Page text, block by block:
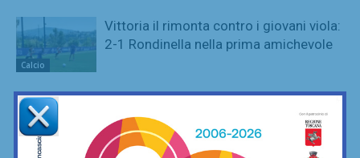
Calcio
Vittoria il rimonta contro i giovani viola:
2-1 Rondinella nella prima amichevole